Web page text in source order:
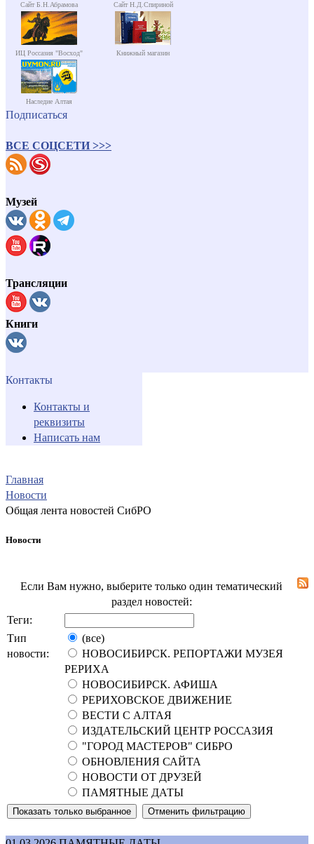
Сайт Б.Н.Абрамова Сайт Н.Д.Спириной
ИЦ Россазия "Восход" Книжный магазин
Наследие Алтая
Подписаться
ВСЕ СОЦСЕТИ >>>
Музей
Трансляции
Книги
Контакты
Контакты и
реквизиты
Написать нам
Главная
Новости
Общая лента новостей СибРО
Новости
Если Вам нужно, выберите только один тематический
раздел новостей:
Теги:
Тип
новости:
(все)
НОВОСИБИРСК. РЕПОРТАЖИ МУЗЕЯ
РЕРИХА
НОВОСИБИРСК. АФИША
РЕРИХОВСКОЕ ДВИЖЕНИЕ
ВЕСТИ С АЛТАЯ
ИЗДАТЕЛЬСКИЙ ЦЕНТР РОССАЗИЯ
"ГОРОД МАСТЕРОВ" СИБРО
ОБНОВЛЕНИЯ САЙТА
НОВОСТИ ОТ ДРУЗЕЙ
ПАМЯТНЫЕ ДАТЫ